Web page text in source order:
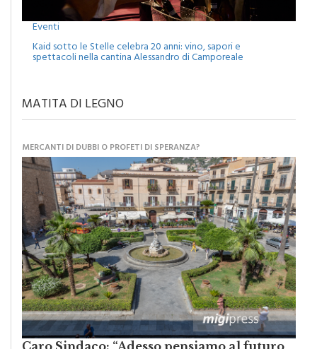
Kaid sotto le Stelle celebra 20 anni: vino, sapori e
spettacoli nella cantina Alessandro di Camporeale
Caro Sindaco: “Adesso pensiamo al futuro
della nostra Monreale”